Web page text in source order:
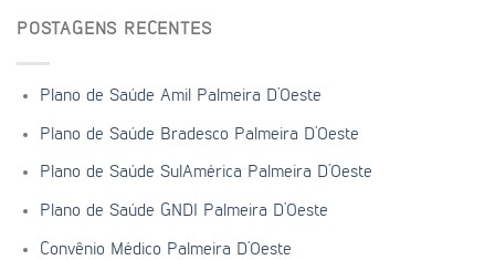
POSTAGENS RECENTES
Plano de Saúde Amil Palmeira D’Oeste
Plano de Saúde Bradesco Palmeira D’Oeste
Plano de Saúde SulAmérica Palmeira D’Oeste
Plano de Saúde GNDI Palmeira D’Oeste
Convênio Médico Palmeira D’Oeste